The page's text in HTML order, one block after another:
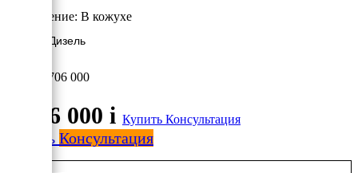
Исполнение: В кожухе
536 кВт/Дизель
8 706 000
8 706 000 i Купить Консультация
Купить Консультация